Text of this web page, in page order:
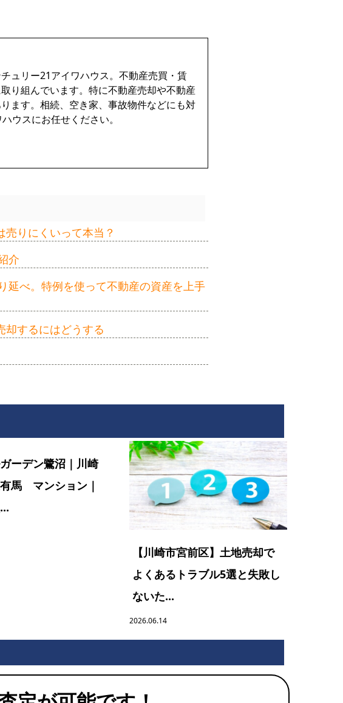
ュリー21アイワハウス。不動産売買・賃
り組んでいます。特に不動産売却や不動産
ます。相続、空き家、事故物件などにも対
ウスにお任せください。
売りにくいって本当？
介
延べ。特例を使って不動産の資産を上手
却するにはどうする
ーデン鷺沼｜川崎
馬 マンション｜
【川崎市宮前区】土地売却で
よくあるトラブル5選と失敗し
ないた...
2026.06.14